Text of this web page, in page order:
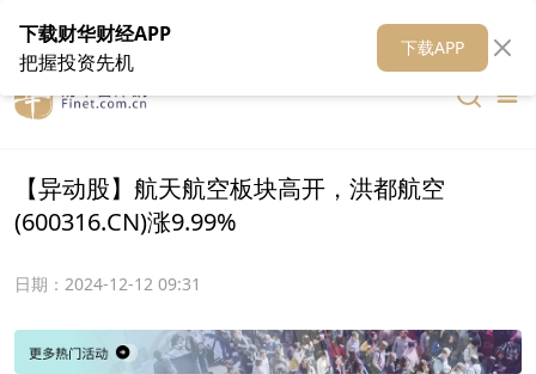
在线客服 关于我们 财华媒体矩阵 财华智库
【异动股】航天航空板块高开，洪都航空
(600316.CN)涨9.99%
日期： 2024-12-12 09:31
下载财华财经APP
把握投资先机
下载APP